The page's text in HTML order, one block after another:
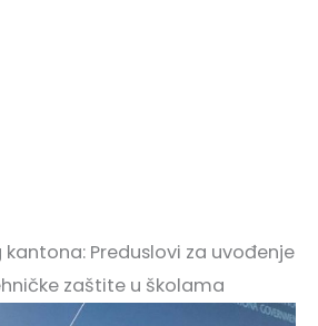
Preduslovi za uvođenje
zaštite u školama